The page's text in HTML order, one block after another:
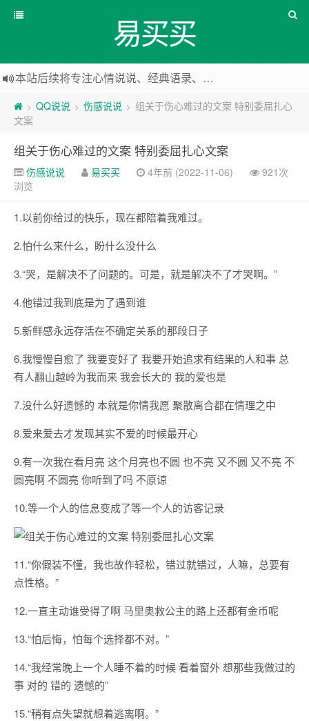
易买买
本站后续将专注心情说说、经典语录、心情随笔等
本站改版，下架友情链接
> QQ说说 > 伤感说说 > 组关于伤心难过的文案 特别委屈扎心
文案
组关于伤心难过的文案 特别委屈扎心文案
伤感说说 易买买 4年前 (2022-11-06)
921次
浏览
1.以前你给过的快乐，现在都陪着我难过。
2.怕什么来什么，盼什么没什么
3.“哭，是解决不了问题的。可是，就是解决不了才哭啊。”
4.他错过我到底是为了遇到谁
5.新鲜感永远存活在不确定关系的那段日子
6.我慢慢自愈了 我要变好了 我要开始追求有结果的人和事 总
有人翻山越岭为我而来 我会长大的 我的爱也是
7.没什么好遗憾的 本就是你情我愿 聚散离合都在情理之中
8.爱来爱去才发现其实不爱的时候最开心
9.有一次我在看月亮 这个月亮也不圆 也不亮 又不圆 又不亮 不
圆亮啊 不圆亮 你听到了吗 不原谅
10.等一个人的信息变成了等一个人的访客记录
11.“你假装不懂，我也故作轻松，错过就错过，人嘛，总要有
点性格。”
12.一直主动谁受得了啊 马里奥救公主的路上还都有金币呢
13.“怕后悔，怕每个选择都不对。”
14.“我经常晚上一个人睡不着的时候 看着窗外 想那些我做过的
事 对的 错的 遗憾的”
15.“稍有点失望就想着逃离啊。”